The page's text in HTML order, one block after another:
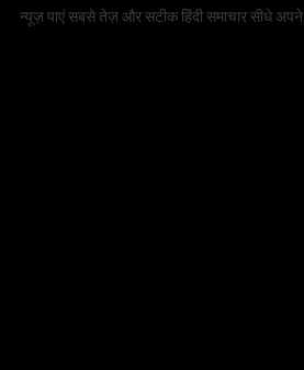
न्यूज़ पाएं सबसे तेज़ और सटीक हिंदी समाचार सीधे अपने